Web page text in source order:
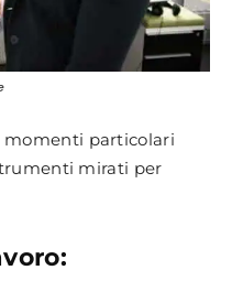
particolari
mirati per